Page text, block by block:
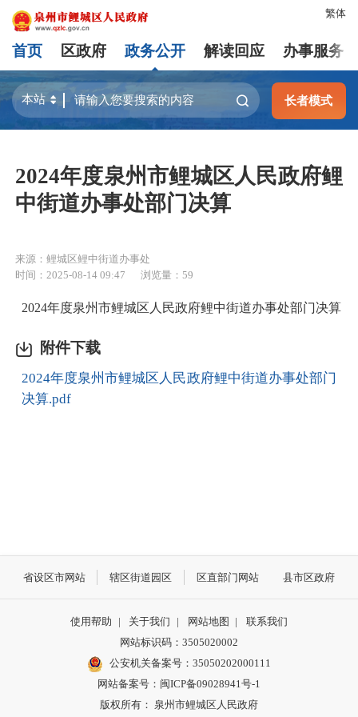
繁体
首页 区政府 政务公开 解读回应 办事服务
长者模式
2024年度泉州市鲤城区人民政府鲤
中街道办事处部门决算
来源：鲤城区鲤中街道办事处
时间：2025-08-14 09:47
浏览量： 59
2024年度泉州市鲤城区人民政府鲤中街道办事处部门决算
附件下载
2024年度泉州市鲤城区人民政府鲤中街道办事处部门
决算.pdf
省设区市网站 辖区街道园区 区直部门网站 县市区政府
使用帮助 | 关于我们 | 网站地图 |
联系我们
网站标识码：3505020002
公安机关备案号：35050202000111
网站备案号：闽ICP备09028941号-1
版权所有： 泉州市鲤城区人民政府